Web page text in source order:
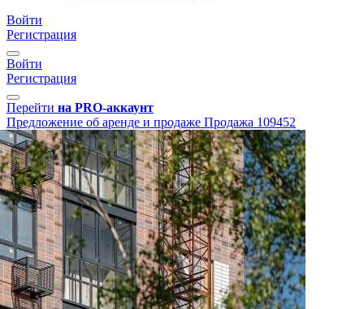
Войти
Регистрация
Войти
Регистрация
Перейти на PRO-аккаунт
Предложение об аренде и продаже Продажа 109452